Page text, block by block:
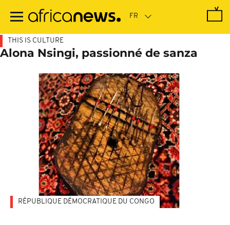
contenu
THIS IS CULTURE
Alona Nsingi, passionné de sanza
RÉPUBLIQUE DÉMOCRATIQUE DU CONGO